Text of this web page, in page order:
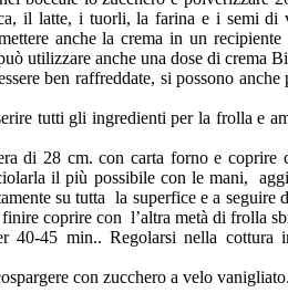
il latte, i tuorli, la farina e i semi di
anche la crema in un recipiente
utilizzare anche una dose di crema
ben raffreddate, si possono anche
tutti gli ingredienti per la frolla e
di 28 cm. con carta forno e coprire
il più possibile con le mani,
su tutta la superfice e a seguire
coprire con l’altra metà di frolla
40-45 min.. Regolarsi nella cottura
con zucchero a velo